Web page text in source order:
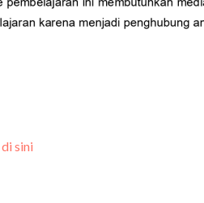
di sini